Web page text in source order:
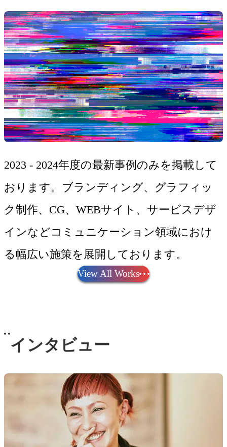
2023 - 2024年度の最新事例のみを掲載して
おります。ブランディング、グラフィッ
ク制作、CG、WEBサイト、サービスデザ
インなどコミュニケーション領域におけ
る幅広い施策を展開しております。
View All Works
インタビュー